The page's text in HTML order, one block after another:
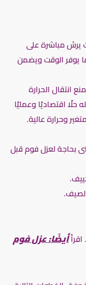
يرش مباشرة على
يوفر الوقت ويضمن
انتقال الحرارة
اقتصاديًا وعمليًا
وحرارة عالية.
بحاجة لعزل فوم قبل
أيضًا: عزل فوم